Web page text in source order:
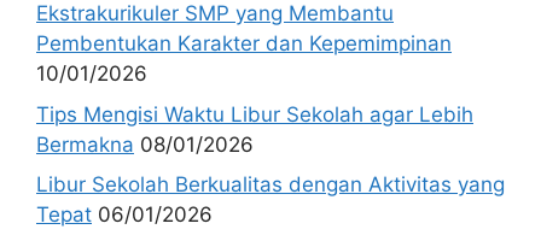
Ekstrakurikuler SMP yang Membantu
Pembentukan Karakter dan Kepemimpinan
10/01/2026
Tips Mengisi Waktu Libur Sekolah agar Lebih
Bermakna 08/01/2026
Libur Sekolah Berkualitas dengan Aktivitas yang
Tepat 06/01/2026